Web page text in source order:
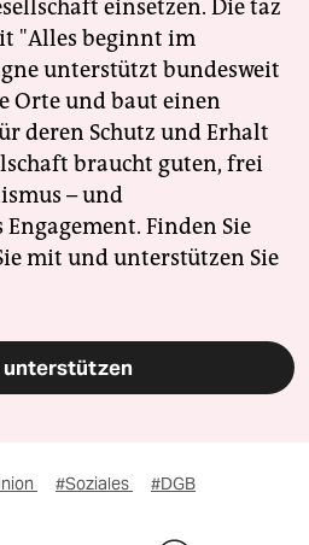
einsetzen. Die taz
"Alles beginnt im
unterstützt bundesweit
Orte und baut einen
deren Schutz und Erhalt
braucht guten, frei
– und
Finden Sie
mit und unterstützen Sie
#Soziales #DGB